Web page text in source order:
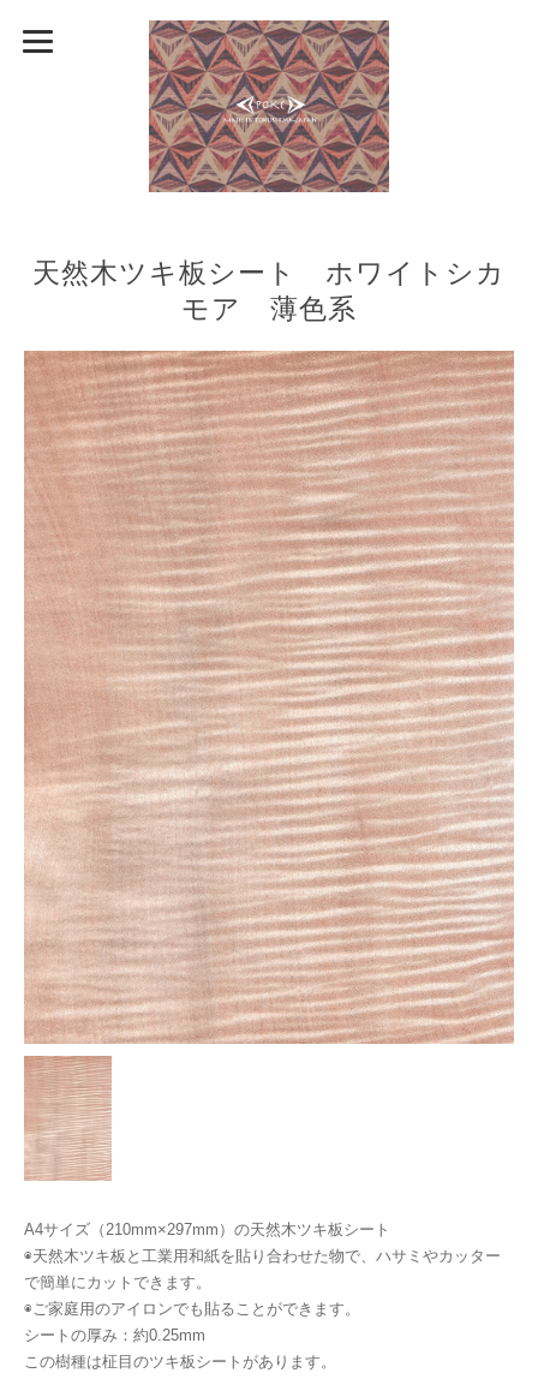
天然木ツキ板シート ホワイトシカ
モア 薄色系
A4サイズ（210mm×297mm）の天然木ツキ板シート
◉天然木ツキ板と工業用和紙を貼り合わせた物で、ハサミやカッター
で簡単にカットできます。
◉ご家庭用のアイロンでも貼ることができます。
シートの厚み：約0.25mm
この樹種は柾目のツキ板シートがあります。